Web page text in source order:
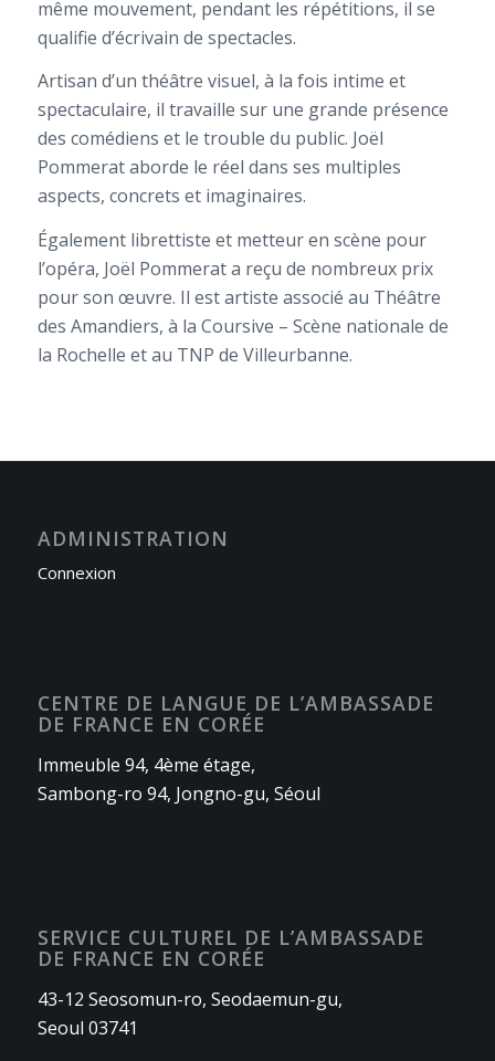
même mouvement, pendant les répétitions, il se
qualifie d’écrivain de spectacles.
Artisan d’un théâtre visuel, à la fois intime et
spectaculaire, il travaille sur une grande présence
des comédiens et le trouble du public. Joël
Pommerat aborde le réel dans ses multiples
aspects, concrets et imaginaires.
Également librettiste et metteur en scène pour
l’opéra, Joël Pommerat a reçu de nombreux prix
pour son œuvre. Il est artiste associé au Théâtre
des Amandiers, à la Coursive – Scène nationale de
la Rochelle et au TNP de Villeurbanne.
ADMINISTRATION
Connexion
CENTRE DE LANGUE DE L’AMBASSADE
DE FRANCE EN CORÉE
Immeuble 94, 4ème étage,
Sambong-ro 94, Jongno-gu, Séoul
SERVICE CULTUREL DE L’AMBASSADE
DE FRANCE EN CORÉE
43-12 Seosomun-ro, Seodaemun-gu,
Seoul 03741